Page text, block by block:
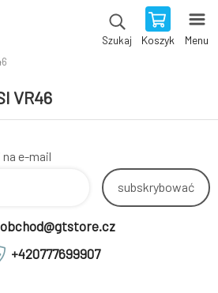
Szukaj Koszyk Menu
VR46
e-mail
subskrybować
obchod@gtstore.cz
+420777699907